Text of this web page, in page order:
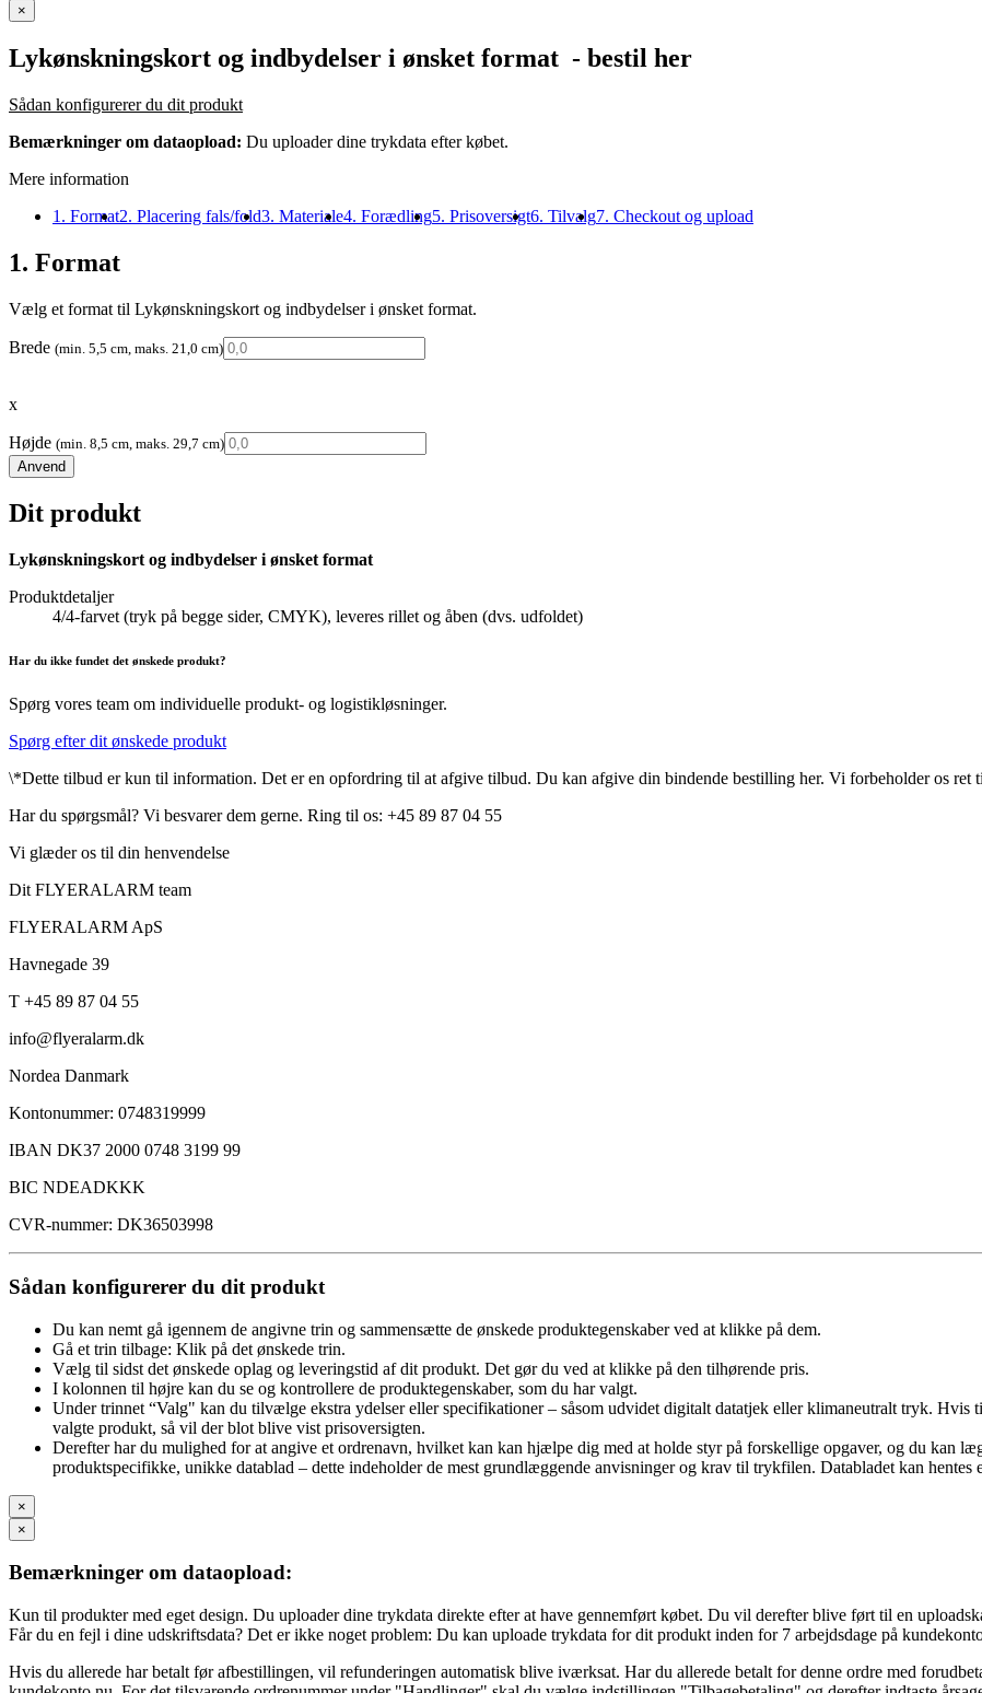
×
Lykønskningskort og indbydelser i ønsket format - bestil her
Sådan konfigurerer du dit produkt
Bemærkninger om dataopload: Du uploader dine trykdata efter købet.
Mere information
1. Format2. Placering fals/fold3. Materiale4. Forædling5. Prisoversigt6. Tilvalg7. Checkout og upload
1. Format
Vælg et format til Lykønskningskort og indbydelser i ønsket format.
Brede (min. 5,5 cm, maks. 21,0 cm)
x
Højde (min. 8,5 cm, maks. 29,7 cm)
Anvend
Dit produkt
Lykønskningskort og indbydelser i ønsket format
Produktdetaljer
4/4-farvet (tryk på begge sider, CMYK), leveres rillet og åben (dvs. udfoldet)
Har du ikke fundet det ønskede produkt?
Spørg vores team om individuelle produkt- og logistikløsninger.
Spørg efter dit ønskede produkt
\*Dette tilbud er kun til information. Det er en opfordring til at afgive tilbud. Du kan afgive din bindende bestilling her. Vi forbeholder os ret
Har du spørgsmål? Vi besvarer dem gerne. Ring til os: +45 89 87 04 55
Vi glæder os til din henvendelse
Dit FLYERALARM team
FLYERALARM ApS
Havnegade 39
T +45 89 87 04 55
info@flyeralarm.dk
Nordea Danmark
Kontonummer: 0748319999
IBAN DK37 2000 0748 3199 99
BIC NDEADKKK
CVR-nummer: DK36503998
Sådan konfigurerer du dit produkt
Du kan nemt gå igennem de angivne trin og sammensætte de ønskede produktegenskaber ved at klikke på dem.
Gå et trin tilbage: Klik på det ønskede trin.
Vælg til sidst det ønskede oplag og leveringstid af dit produkt. Det gør du ved at klikke på den tilhørende pris.
I kolonnen til højre kan du se og kontrollere de produktegenskaber, som du har valgt.
Under trinnet “Valg" kan du tilvælge ekstra ydelser eller specifikationer – såsom udvidet digitalt datatjek eller klimaneutralt tryk. Hvis
valgte produkt, så vil der blot blive vist prisoversigten.
Derefter har du mulighed for at angive et ordrenavn, hvilket kan kan hjælpe dig med at holde styr på forskellige opgaver, og du kan
produktspecifikke, unikke datablad – dette indeholder de mest grundlæggende anvisninger og krav til trykfilen. Databladet kan
×
×
Bemærkninger om dataopload:
Kun til produkter med eget design. Du uploader dine trykdata direkte efter at have gennemført købet. Du vil derefter blive ført til en
Får du en fejl i dine udskriftsdata? Det er ikke noget problem: Du kan uploade trykdata for dit produkt inden for 7 arbejdsdage på
Hvis du allerede har betalt før afbestillingen, vil refunderingen automatisk blive iværksat. Har du allerede betalt for denne ordre med